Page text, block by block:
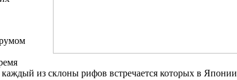
каждый из склоны рифов встречается которых в Японии